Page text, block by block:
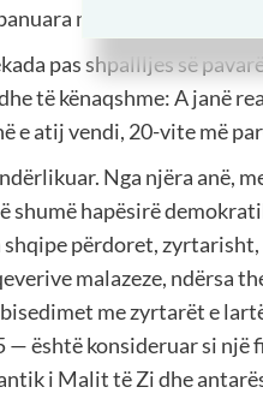
nga shqiptarët, që
pas shpallljes së
të kënaqshme: A janë
e atij vendi, 20-vite më
Nga njëra anë,
shumë hapësirë
shqipe përdoret,
malazeze, ndërsa
me zyrtarët e
është konsideruar si një
i Malit të Zi dhe